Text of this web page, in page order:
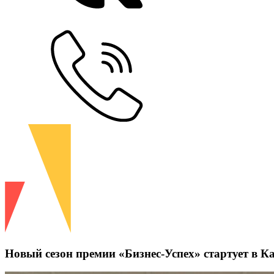
Новый сезон премии «Бизнес-Успех» стартует в